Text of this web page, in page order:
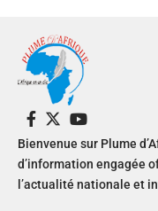
Bienvenue sur Plume
d’information engagée
l’actualité nationale et